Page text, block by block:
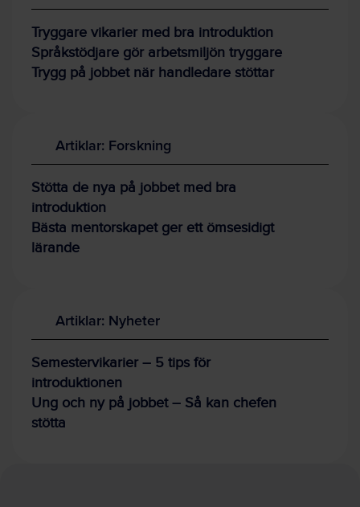
Tryggare vikarier med bra introduktion
Språkstödjare gör arbetsmiljön tryggare
Trygg på jobbet när handledare stöttar
Artiklar: Forskning
Stötta de nya på jobbet med bra
introduktion
Bästa mentorskapet ger ett ömsesidigt
lärande
Artiklar: Nyheter
Semestervikarier – 5 tips för
introduktionen
Ung och ny på jobbet – Så kan chefen
stötta